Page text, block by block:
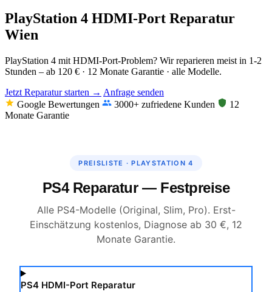
PlayStation 4 HDMI-Port Reparatur
Wien
PlayStation 4 mit HDMI-Port-Problem? Wir reparieren meist in 1-2
Stunden – ab 120 € · 12 Monate Garantie · alle Modelle.
Jetzt Reparatur starten → Anfrage senden
Google Bewertungen
3000+ zufriedene Kunden
12
Monate Garantie
PREISLISTE · PLAYSTATION 4
PS4 Reparatur — Festpreise
Alle PS4-Modelle (Original, Slim, Pro). Erst-
Einschätzung kostenlos, Diagnose ab 30 €, 12
Monate Garantie.
PS4 HDMI-Port Reparatur